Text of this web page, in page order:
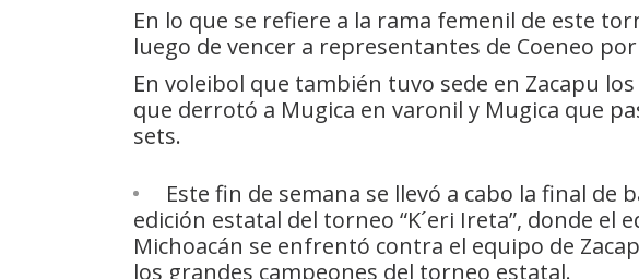
En lo que se refiere a la rama femenil de este
luego de vencer a representantes de Coeneo
En voleibol que también tuvo sede en Zacapu
que derrotó a Mugica en varonil y Mugica que
sets.
Este fin de semana se llevó a cabo la final de
edición estatal del torneo “K´eri Ireta”, donde el
Michoacán se enfrentó contra el equipo de
los grandes campeones del torneo estatal.